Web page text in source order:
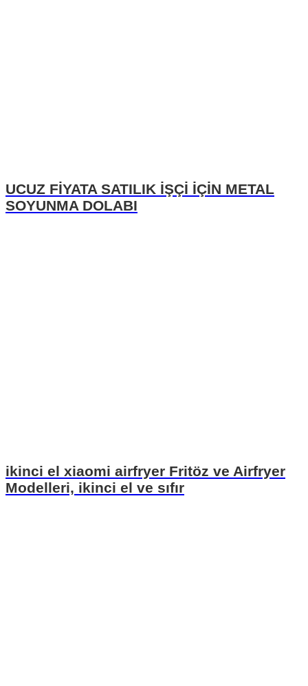
UCUZ FİYATA SATILIK İŞÇİ İÇİN METAL
SOYUNMA DOLABI
ikinci el xiaomi airfryer Fritöz ve Airfryer
Modelleri, ikinci el ve sıfır